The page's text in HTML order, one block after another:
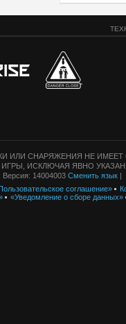
ИЛИ СНАРЯЖЕНИЯ НЕ
ИСКЛЮЧАЯ ЯВНО
14004003 Сменить язык |
соглашение»
«Уведомление о сборе данных»